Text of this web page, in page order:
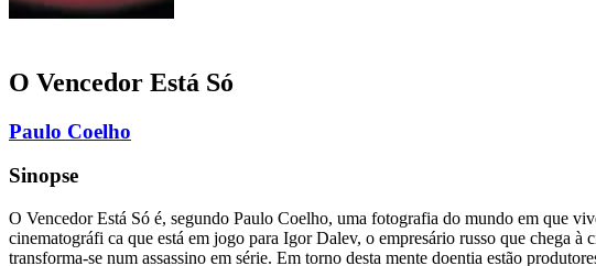
O Vencedor Está Só
Paulo Coelho
Sinopse
O Vencedor Está Só é, segundo Paulo Coelho, uma fotografia do mundo em que
cinematográfi ca que está em jogo para Igor Dalev, o empresário russo que chega
transforma-se num assassino em série. Em torno desta mente doentia estão